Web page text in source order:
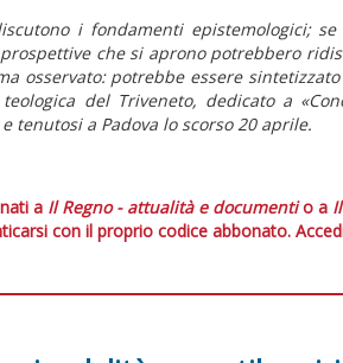
i fondamenti epistemologici;
che si aprono potrebbero
osservato: potrebbe essere
del Triveneto, dedicato a
e tenutosi a Padova lo scorso 20 aprile.
a Il Regno - attualità e documentio a
con il proprio codice abbonato.